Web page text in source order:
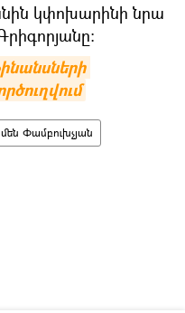
կփոխարինի նրա
Փամբուխչյան